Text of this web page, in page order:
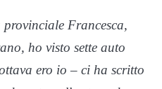
Francesca,
ho visto sette auto
ero io – ci ha scritto